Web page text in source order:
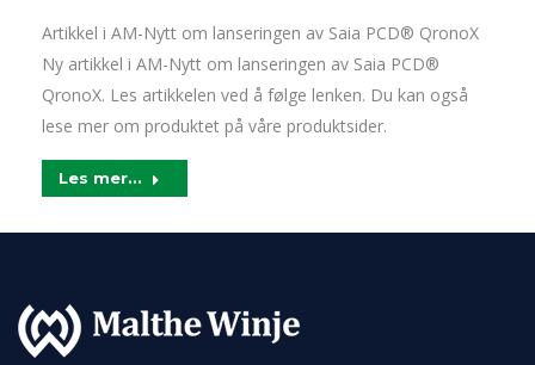
Artikkel i AM-Nytt om lanseringen av Saia PCD® QronoX
Ny artikkel i AM-Nytt om lanseringen av Saia PCD®
QronoX. Les artikkelen ved å følge lenken. Du kan også
lese mer om produktet på våre produktsider.
Les mer...